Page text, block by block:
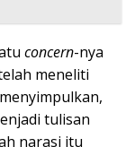
concern-nya
meneliti
tulisan
narasi itu